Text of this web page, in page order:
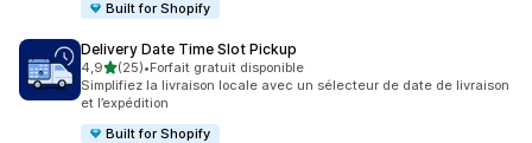
Built for Shopify
Delivery Date Time Slot Pickup
4,9étoile(s) sur 5
(25)
25 avis au total
•Forfait gratuit disponible
Simplifiez la livraison locale avec un sélecteur de date de livraison
et l’expédition
Built for Shopify